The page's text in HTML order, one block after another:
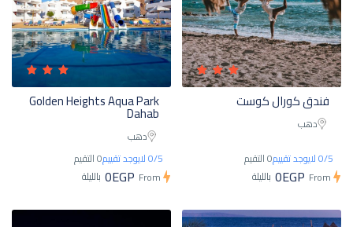
فندق كورال كوست
دهب
0/5 لايوجد تقييم
0 التقيم
0EGP بالليلة
Golden Heights Aqua Park
Dahab
دهب
0/5 لايوجد تقييم
0 التقيم
0EGP بالليلة